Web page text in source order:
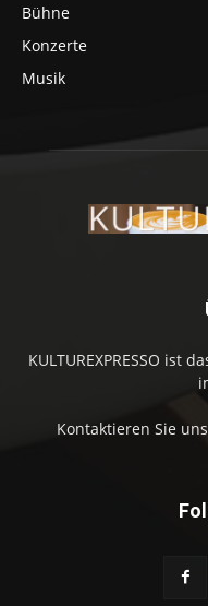
Bühne
Konzerte
Musik
KULTUREXPRESSO ist
Kontaktieren Sie